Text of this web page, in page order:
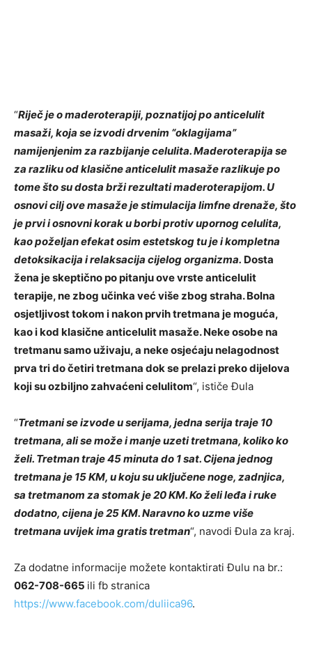
“Riječ je o maderoterapiji, poznatijoj po anticelulit
masaži, koja se izvodi drvenim “oklagijama”
namijenjenim za razbijanje celulita. Maderoterapija se
za razliku od klasične anticelulit masaže razlikuje po
tome što su dosta brži rezultati maderoterapijom. U
osnovi cilj ove masaže je stimulacija limfne drenaže, što
je prvi i osnovni korak u borbi protiv upornog celulita,
kao poželjan efekat osim estetskog tu je i kompletna
detoksikacija i relaksacija cijelog organizma. Dosta
žena je skeptično po pitanju ove vrste anticelulit
terapije, ne zbog učinka već više zbog straha. Bolna
osjetljivost tokom i nakon prvih tretmana je moguća,
kao i kod klasične anticelulit masaže. Neke osobe na
tretmanu samo uživaju, a neke osjećaju nelagodnost
prva tri do četiri tretmana dok se prelazi preko dijelova
koji su ozbiljno zahvaćeni celulitom“, ističe Đula
“Tretmani se izvode u serijama, jedna serija traje 10
tretmana, ali se može i manje uzeti tretmana, koliko ko
želi. Tretman traje 45 minuta do 1 sat. Cijena jednog
tretmana je 15 KM, u koju su uključene noge, zadnjica,
sa tretmanom za stomak je 20 KM. Ko želi leđa i ruke
dodatno, cijena je 25 KM. Naravno ko uzme više
tretmana uvijek ima gratis tretman“, navodi Đula za kraj.
Za dodatne informacije možete kontaktirati Đulu na br.:
062-708-665 ili fb stranica
https://www.facebook.com/duliica96.